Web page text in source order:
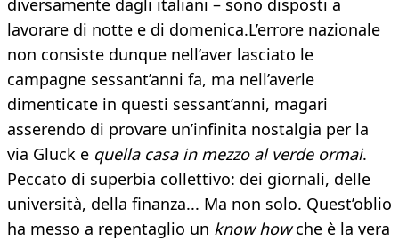
diversamente dagli italiani – sono disposti a
lavorare di notte e di domenica.L’errore nazionale
non consiste dunque nell’aver lasciato le
campagne sessant’anni fa, ma nell’averle
dimenticate in questi sessant’anni, magari
asserendo di provare un’infinita nostalgia per la
via Gluck e quella casa in mezzo al verde ormai.
Peccato di superbia collettivo: dei giornali, delle
università, della finanza... Ma non solo. Quest’oblio
ha messo a repentaglio un know howche è la vera